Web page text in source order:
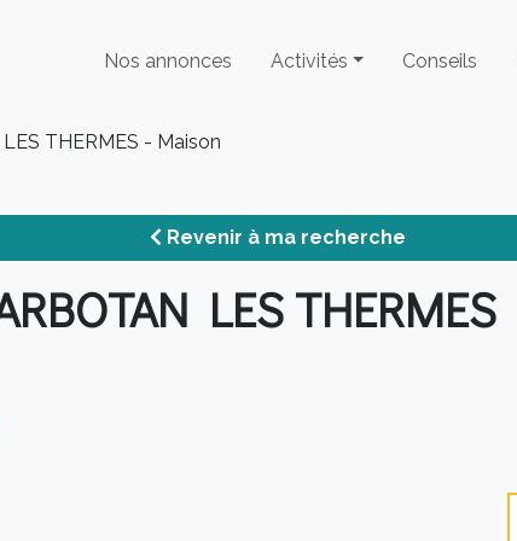
Nos annonces Activités Conseils
THERMES - Maison
Revenir à ma recherche
LES THERMES